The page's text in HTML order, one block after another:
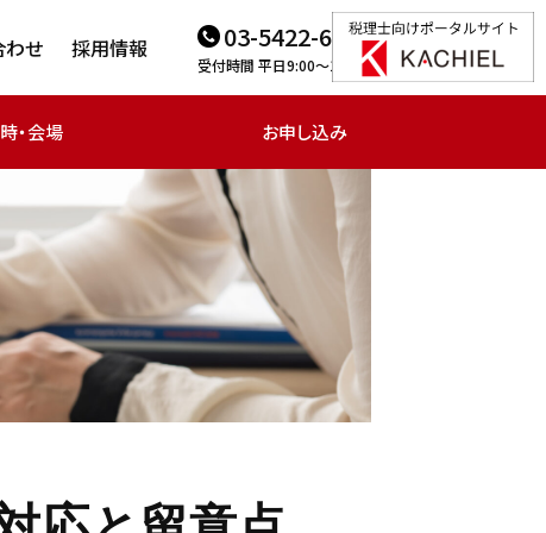
わせ 採用情報 03-5422-6166
受付時間 平日9:00～18:00
・会場 お申し込み